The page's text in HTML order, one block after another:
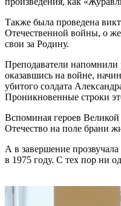
Также была проведена
Отечественной войны, о
свои за Родину.
Преподаватели напомнили
оказавшись на войне,
убитого солдата
Проникновенные строки
Вспоминая героев
Отечество на поле брани
А в завершение
в 1975 году. С тех пор ни